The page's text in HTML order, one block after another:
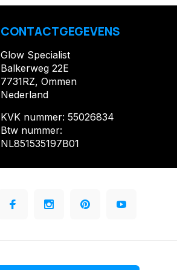
CONTACTGEGEVENS
Glow Specialist
Balkerweg 22E
7731RZ, Ommen
Nederland
KVK nummer: 55026834
Btw nummer:
NL851535197B01